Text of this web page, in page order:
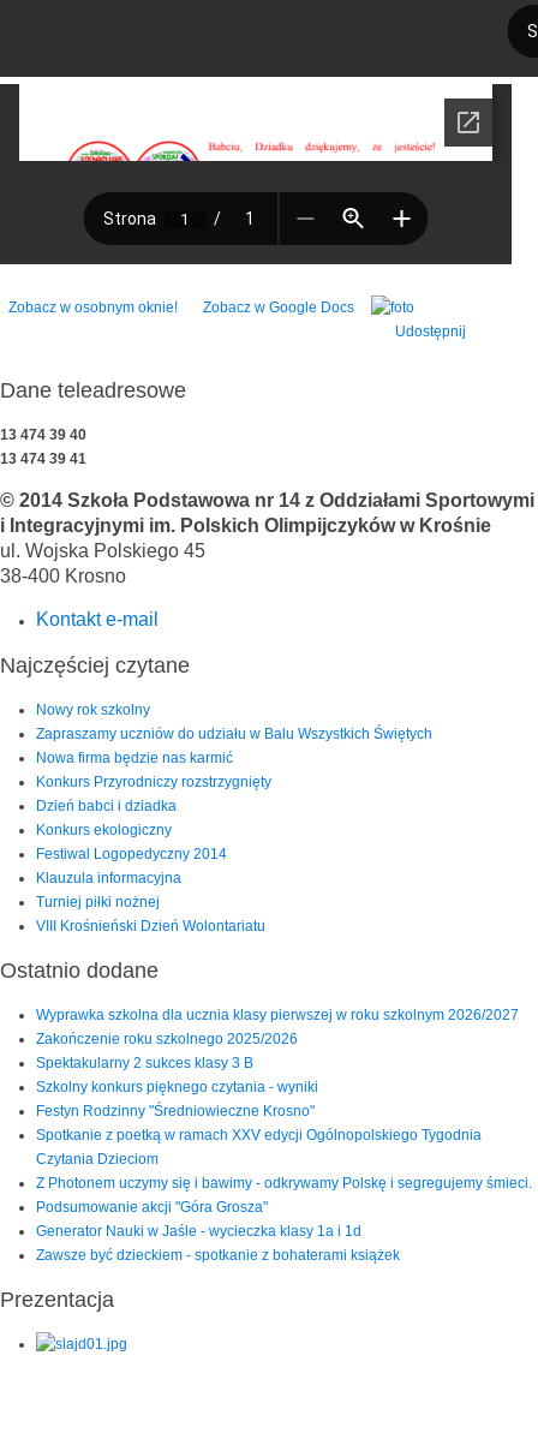
Zobacz w osobnym oknie!
Zobacz w Google Docs
Udostępnij
Dane teleadresowe
13 474 39 40
13 474 39 41
© 2014 Szkoła Podstawowa nr 14 z Oddziałami Sportowymi
i Integracyjnymi im. Polskich Olimpijczyków w Krośnie
ul. Wojska Polskiego 45
38-400 Krosno
Kontakt e-mail
Najczęściej czytane
Nowy rok szkolny
Zapraszamy uczniów do udziału w Balu Wszystkich Świętych
Nowa firma będzie nas karmić
Konkurs Przyrodniczy rozstrzygnięty
Dzień babci i dziadka
Konkurs ekologiczny
Festiwal Logopedyczny 2014
Klauzula informacyjna
Turniej piłki nożnej
VIII Krośnieński Dzień Wolontariatu
Ostatnio dodane
Wyprawka szkolna dla ucznia klasy pierwszej w roku szkolnym 2026/2027
Zakończenie roku szkolnego 2025/2026
Spektakularny 2 sukces klasy 3 B
Szkolny konkurs pięknego czytania - wyniki
Festyn Rodzinny "Średniowieczne Krosno"
Spotkanie z poetką w ramach XXV edycji Ogólnopolskiego Tygodnia
Czytania Dzieciom
Z Photonem uczymy się i bawimy - odkrywamy Polskę i segregujemy śmieci.
Podsumowanie akcji "Góra Grosza"
Generator Nauki w Jaśle - wycieczka klasy 1a i 1d
Zawsze być dzieckiem - spotkanie z bohaterami książek
Prezentacja